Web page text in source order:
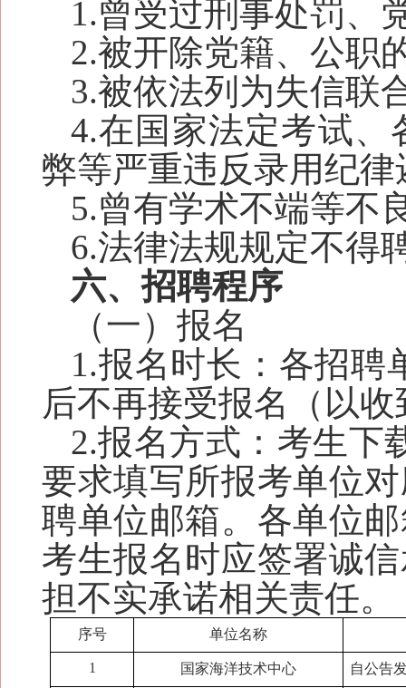
1.曾受过刑事处罚、
2.被开除党籍、公职
3.被依法列为失信联
4.在国家法定考试
弊等严重违反录用纪
5.曾有学术不端等不
6.法律法规规定不得
六、招聘程序
（一）报名
1.报名时长：各招聘
后不再接受报名（以
2.报名方式：考生下
要求填写所报考单位
聘单位邮箱。 各单位
考生报名时应签署诚
担不实承诺相关责任。
序号 单位名称
1 国家海洋技术中心 自公告